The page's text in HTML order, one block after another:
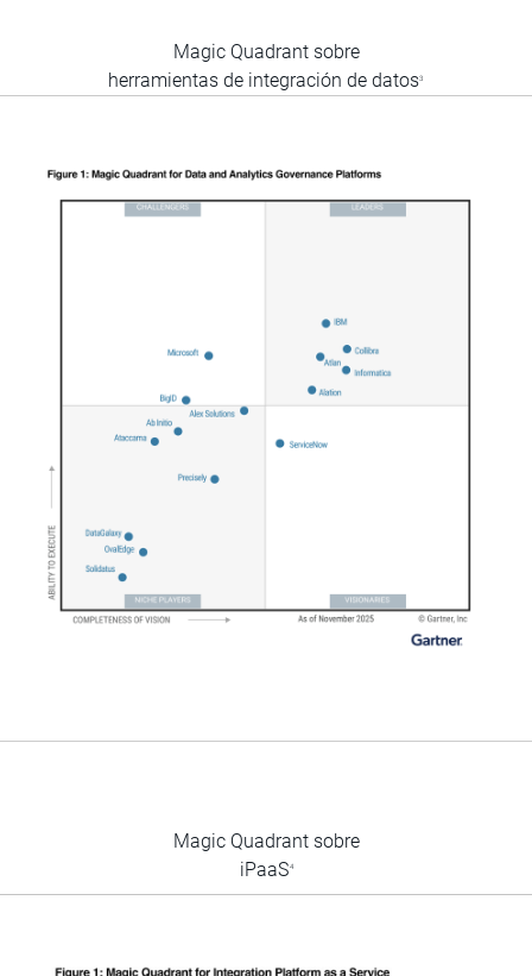
Magic Quadrant sobre
herramientas de integración de datos3
Magic Quadrant sobre
iPaaS4